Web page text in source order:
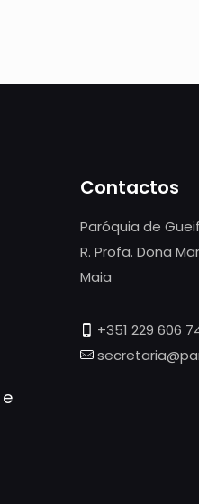
Contactos
Paróquia de
R. Profa. Dona
Maia
+351 229 606